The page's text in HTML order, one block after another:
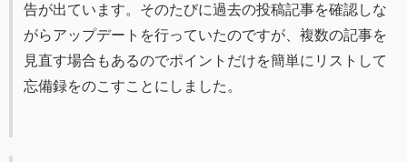
告が出ています。そのたびに過去の投稿記事を確認しな
がらアップデートを行っていたのですが、複数の記事を
見直す場合もあるのでポイントだけを簡単にリストして
忘備録をのこすことにしました。